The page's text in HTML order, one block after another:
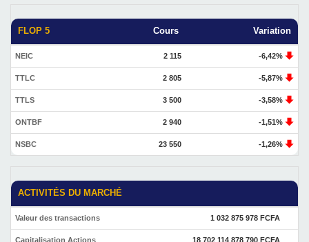
FLOP 5 Cours Variation
NEIC 2 115 -6,42%
TTLC 2 805 -5,87%
TTLS 3 500 -3,58%
ONTBF 2 940 -1,51%
NSBC 23 550 -1,26%
ACTIVITÉS DU MARCHÉ
Valeur des transactions 1 032 875 978 FCFA
Capitalisation Actions 18 702 114 878 790 FCFA